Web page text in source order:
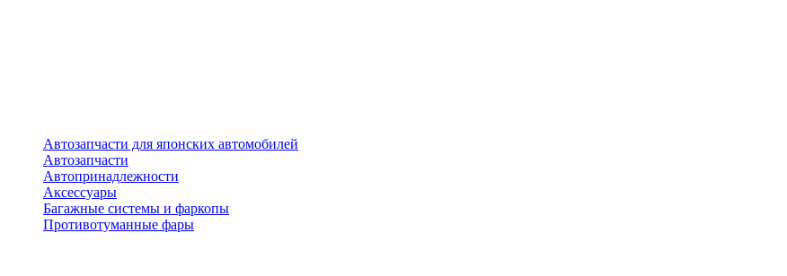
Автозапчасти для японских автомобилей
Автозапчасти
Автопринадлежности
Аксессуары
Багажные системы и фаркопы
Противотуманные фары